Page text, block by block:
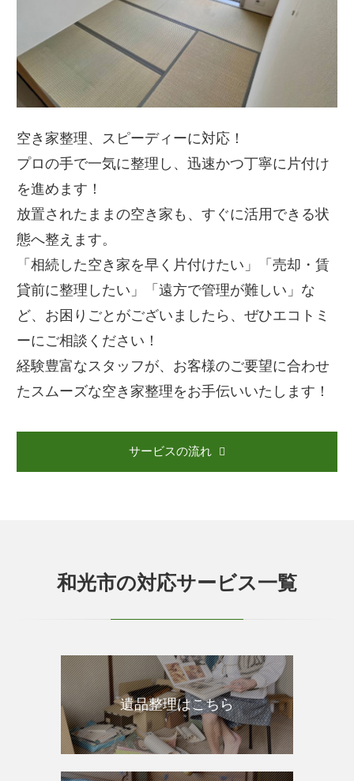
空き家整理、スピーディーに対応！
プロの手で一気に整理し、迅速かつ丁寧に片付け
を進めます！
放置されたままの空き家も、すぐに活用できる状
態へ整えます。
「相続した空き家を早く片付けたい」「売却・賃
貸前に整理したい」「遠方で管理が難しい」な
ど、お困りごとがございましたら、ぜひエコトミ
ーにご相談ください！
経験豊富なスタッフが、お客様のご要望に合わせ
たスムーズな空き家整理をお手伝いいたします！
サービスの流れ
和光市の対応サービス一覧
遺品整理はこちら